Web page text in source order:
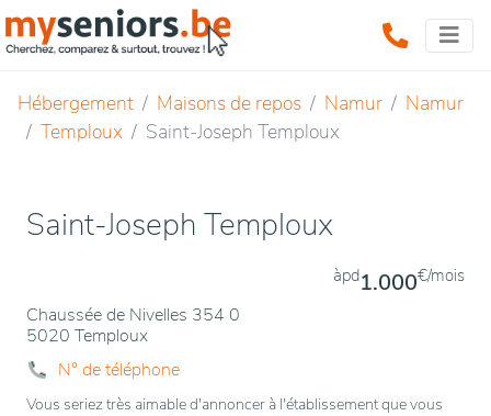
Hébergement Maisons de repos Namur
Namur
Temploux
Saint-Joseph Temploux
Saint-Joseph Temploux
Chaussée de Nivelles 354 0
5020 Temploux
àpd1.000€/mois
N° de téléphone
Vous seriez très aimable d'annoncer à l'établissement que vous